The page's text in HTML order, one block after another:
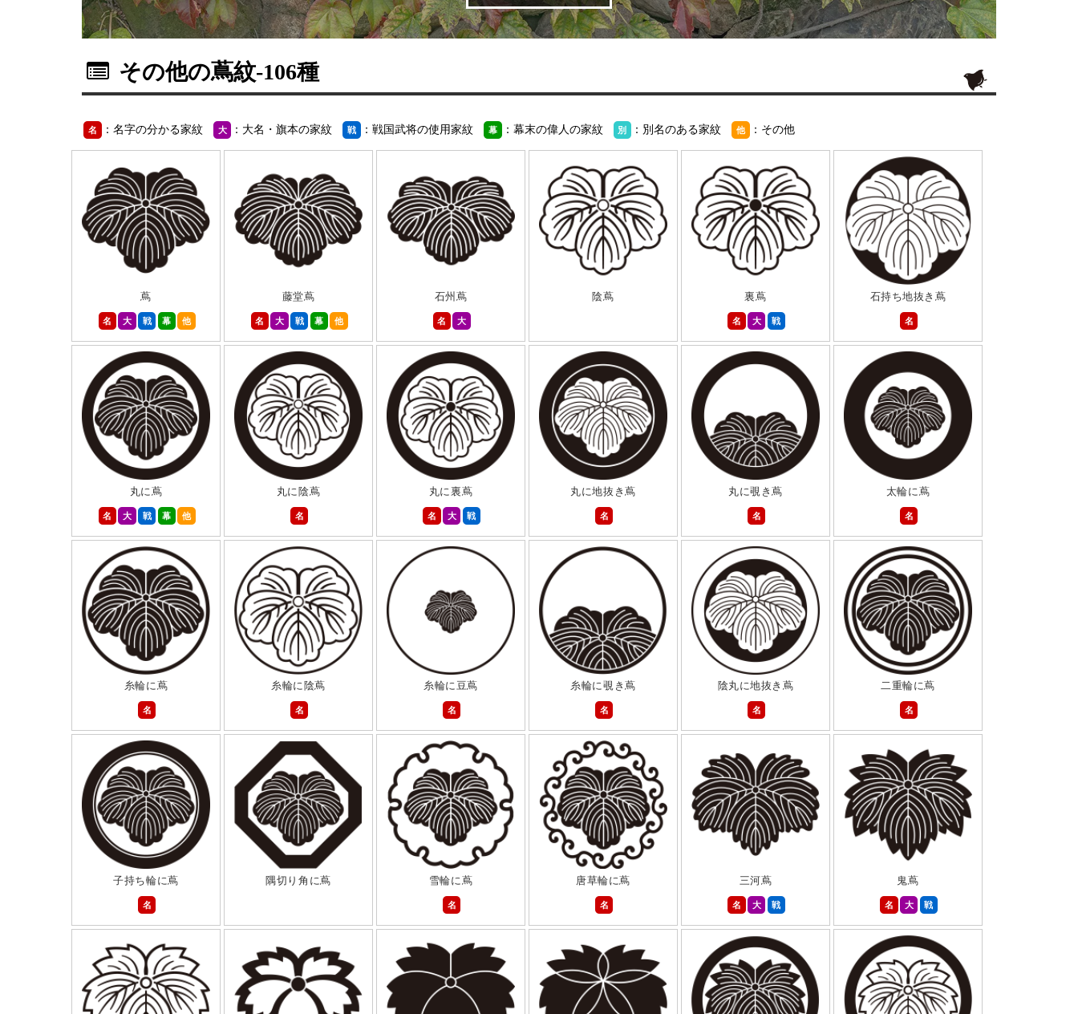
その他の蔦紋-106種
名 ：名字の分かる家紋 大 ：大名・旗本の家紋 戦 ：戦国武将の使用家紋 幕 ：幕末の偉人の家紋 別 ：別名のある家紋 他 ：その他
蔦
名
大 戦 幕 他
藤堂蔦
名
大 戦 幕 他
石州蔦
名
大
陰蔦
裏蔦
名
大 戦
石持ち地抜き蔦
名
丸に蔦
名
大 戦 幕 他
丸に陰蔦
名
丸に裏蔦
名
大 戦
丸に地抜き蔦
名
丸に覗き蔦
名
太輪に蔦
名
糸輪に蔦
名
糸輪に陰蔦
名
糸輪に豆蔦
名
糸輪に覗き蔦
名
陰丸に地抜き蔦
名
二重輪に蔦
名
子持ち輪に蔦
名
隅切り角に蔦
雪輪に蔦
名
唐草輪に蔦
名
三河蔦
名
大 戦
鬼蔦
名
大 戦